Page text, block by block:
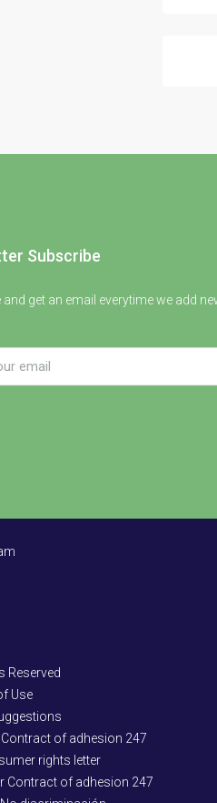
Subscribe
get an email everytime we add
Reserved
Use
of adhesion 247
rights letter
Contract of adhesion 247